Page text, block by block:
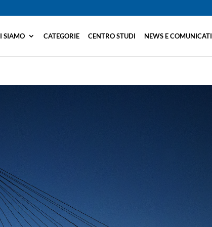
SIAMO CATEGORIE CENTRO STUDI NEWS E COMUNICATI